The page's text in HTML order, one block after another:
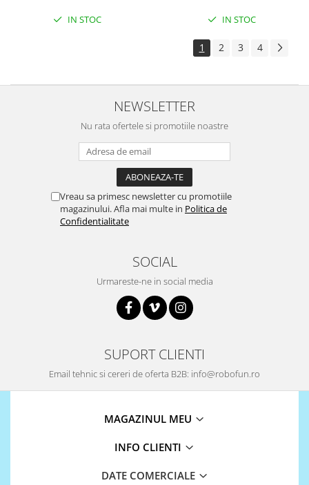
IN STOC IN STOC
1 2 3 4
NEWSLETTER
Nu rata ofertele si promotiile noastre
Vreau sa primesc newsletter cu promotiile
magazinului. Afla mai multe in Politica de
Confidentialitate
SOCIAL
Urmareste-ne in social media
SUPORT CLIENTI
Email tehnic si cereri de oferta B2B: info@robofun.ro
MAGAZINUL MEU
INFO CLIENTI
DATE COMERCIALE